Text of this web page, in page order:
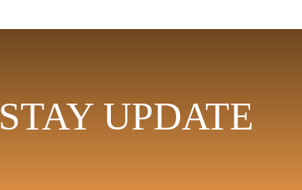
STAY UPDATE